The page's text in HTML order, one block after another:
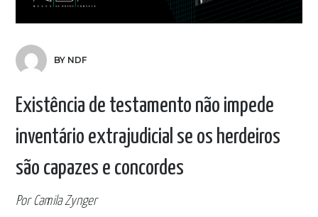
BY NDF
Existência de testamento não impede
inventário extrajudicial se os herdeiros
são capazes e concordes
Por Camila Zynger